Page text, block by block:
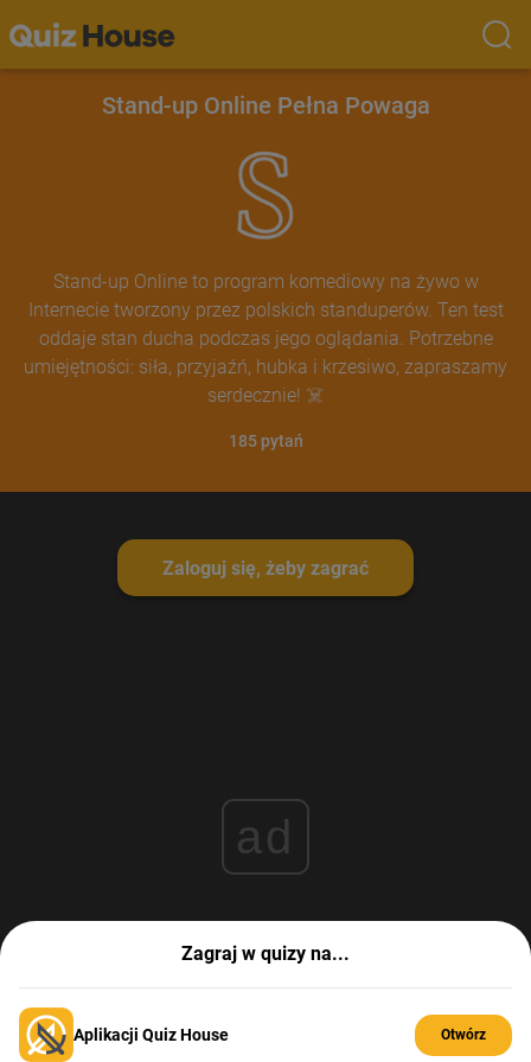
Stand-up Online Pełna Powaga
Stand-up Online to program komediowy na żywo w
Internecie tworzony przez polskich standuperów. Ten test
oddaje stan ducha podczas jego oglądania. Potrzebne
umiejętności: siła, przyjaźń, hubka i krzesiwo, zapraszamy
serdecznie! ☠️
185 pytań
Zaloguj się, żeby zagrać
ad
Zagraj w quizy na...
Aplikacji Quiz House Otwórz